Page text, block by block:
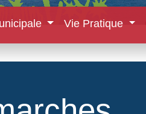
Vie Pratique